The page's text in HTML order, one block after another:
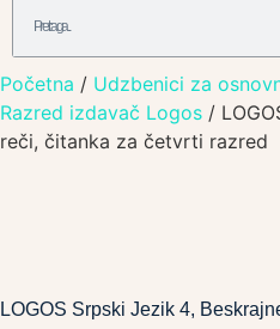
Početna / Udzbenici za
Razred izdavač Logos /
reči, čitanka za četvrti razred
LOGOS Srpski Jezik 4,